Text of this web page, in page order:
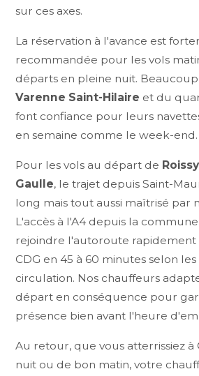
sur ces axes.
La réservation à l'avance est
recommandée pour les vols
départs en pleine nuit.
Varenne Saint-Hilaire et du
font confiance pour leurs
en semaine comme le week-end.
Pour les vols au départ de
Gaulle, le trajet depuis Saint-
long mais tout aussi maîtrisé par
L'accès à l'A4 depuis la
rejoindre l'autoroute
CDG en 45 à 60 minutes selon
circulation. Nos chauffeurs
départ en conséquence pour
présence bien avant l'heure
Au retour, que vous atterrissiez à
nuit ou de bon matin, votre